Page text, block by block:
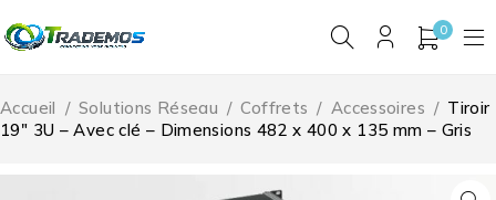
0
Accueil / Solutions Réseau / Coffrets / Accessoires / Tiroir
19″ 3U – Avec clé – Dimensions 482 x 400 x 135 mm – Gris